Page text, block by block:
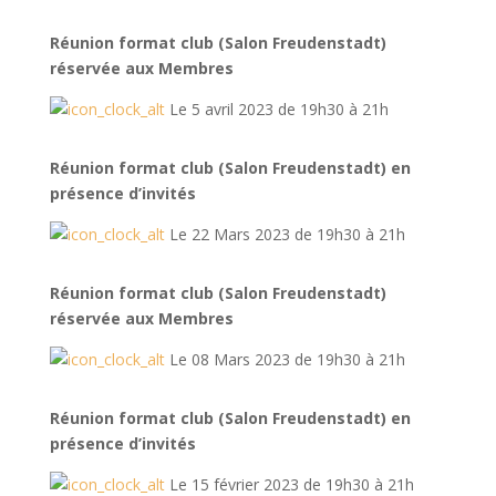
Réunion format club (Salon Freudenstadt)
réservée aux Membres
Le 5 avril 2023 de 19h30 à 21h
Réunion format club (Salon Freudenstadt) en
présence d’invités
Le 22 Mars 2023 de 19h30 à 21h
Réunion format club (Salon Freudenstadt)
réservée aux Membres
Le 08 Mars 2023 de 19h30 à 21h
Réunion format club (Salon Freudenstadt) en
présence d’invités
Le 15 février 2023 de 19h30 à 21h